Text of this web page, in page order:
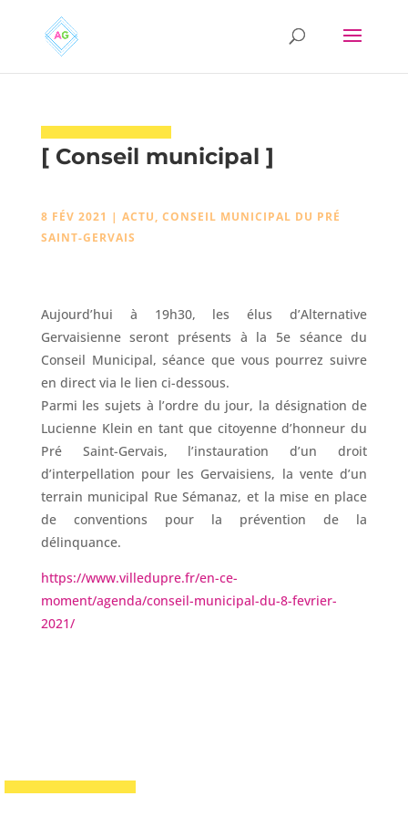
[ Conseil municipal ]
8 FÉV 2021 | ACTU, CONSEIL MUNICIPAL DU PRÉ
SAINT-GERVAIS
Aujourd’hui à 19h30, les élus d’Alternative
Gervaisienne seront présents à la 5e séance du
Conseil Municipal, séance que vous pourrez suivre
en direct via le lien ci-dessous.
Parmi les sujets à l’ordre du jour, la désignation de
Lucienne Klein en tant que citoyenne d’honneur du
Pré Saint-Gervais, l’instauration d’un droit
d’interpellation pour les Gervaisiens, la vente d’un
terrain municipal Rue Sémanaz, et la mise en place
de conventions pour la prévention de la
délinquance.
https://www.villedupre.fr/en-ce-
moment/agenda/conseil-municipal-du-8-fevrier-
2021/